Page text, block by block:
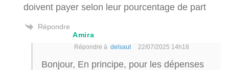
doivent payer selon leur pourcentage de part
Répondre
Amira
Répondre à delsaut 22/07/2025 14h18
Bonjour, En principe, pour les dépenses